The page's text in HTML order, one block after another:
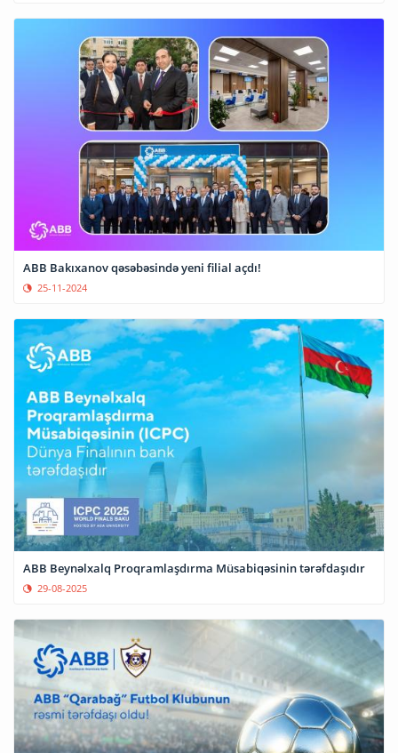
ABB Bakıxanov qəsəbəsində yeni filial açdı!
25-11-2024
ABB Beynəlxalq Proqramlaşdırma Müsabiqəsinin tərəfdaşıdır
29-08-2025